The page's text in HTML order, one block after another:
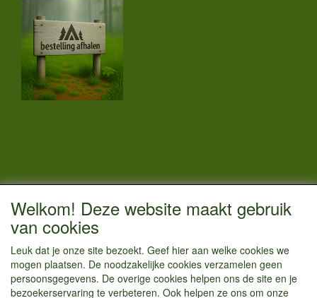
CONTACTGEGEVENS
Vestigingsadres:
Hoofdweg 36
1433 JW Kudelstaart
Welkom! Deze website maakt gebruik
van cookies
Leuk dat je onze site bezoekt. Geef hier aan welke cookies we
mogen plaatsen. De noodzakelijke cookies verzamelen geen
persoonsgegevens. De overige cookies helpen ons de site en je
bezoekerservaring te verbeteren. Ook helpen ze ons om onze